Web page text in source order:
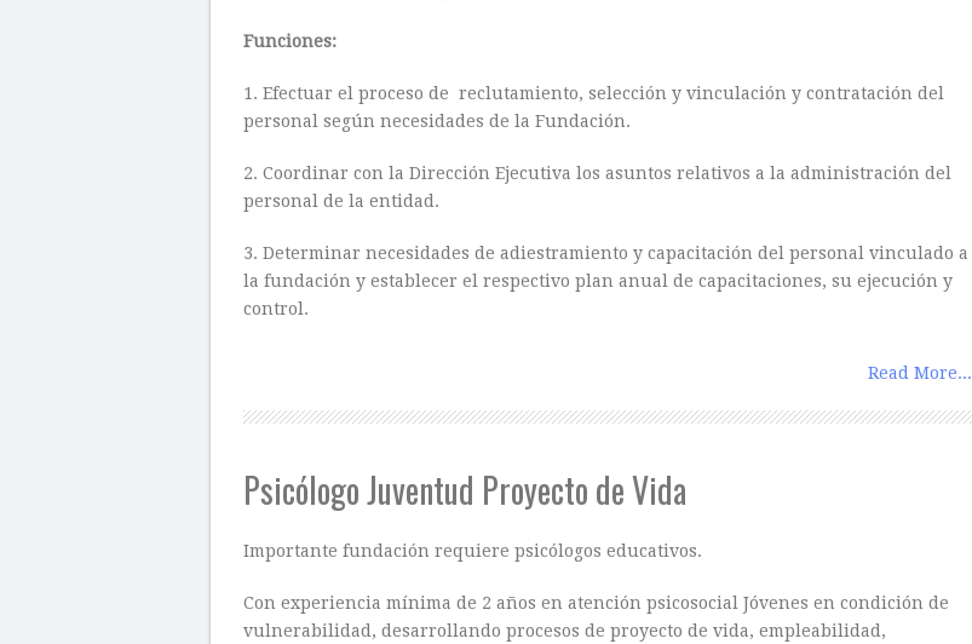
Funciones:
1. Efectuar el proceso de reclutamiento, selección y vinculación y contratación del
personal según necesidades de la Fundación.
2. Coordinar con la Dirección Ejecutiva los asuntos relativos a la administración del
personal de la entidad.
3. Determinar necesidades de adiestramiento y capacitación del personal vinculado a
la fundación y establecer el respectivo plan anual de capacitaciones, su ejecución y
control.
Read More...
Psicólogo Juventud Proyecto de Vida
Importante fundación requiere psicólogos educativos.
Con experiencia mínima de 2 años en atención psicosocial Jóvenes en condición de
vulnerabilidad, desarrollando procesos de proyecto de vida, empleabilidad,